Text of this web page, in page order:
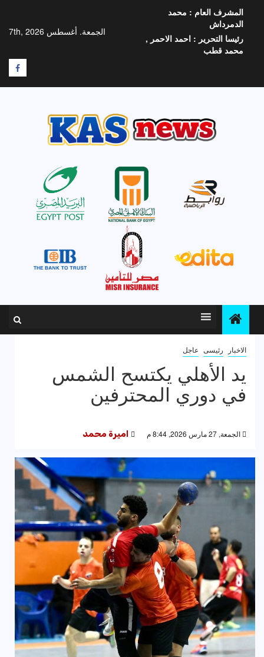
المحتوى
الجمعة. أغسطس 7th, 2026
المشرف العام : محمد
الدمرداش
رئيسا التحرير : احمد الاحمر ,
محمد قطب
F
الاخبار رئيسى عاجل
يد الأهلي يكتسح الشمس
في دوري المحترفين
الجمعة, 27 مارس 2026, 8:44 م اميرة محمد